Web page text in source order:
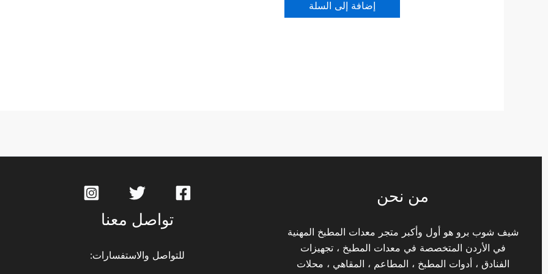
إضافة إلى السلة
من نحن
شيف شوب برو هو أول وأكبر متجر معدات المطبخ المهنية
في الأردن المتخصصة في معدات المطبخ ، تجهيزات
الفنادق ، أدوات المطبخ ، المطاعم ، المقاهي ، محلات
تواصل معنا
للتواصل والاستفسارات: